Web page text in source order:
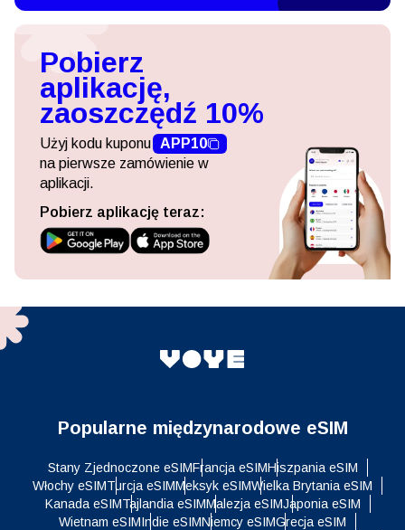
Pobierz
aplikację,
zaoszczędź 10%
Użyj kodu kuponu APP10
na pierwsze zamówienie w
aplikacji.
Pobierz aplikację teraz:
Popularne międzynarodowe eSIM
Stany Zjednoczone eSIMFrancja eSIMHiszpania eSIM
Włochy eSIMTurcja eSIMMeksyk eSIMWielka Brytania eSIM
Kanada eSIMTajlandia eSIMMalezja eSIMJaponia eSIM
Wietnam eSIMIndie eSIMNiemcy eSIMGrecja eSIM